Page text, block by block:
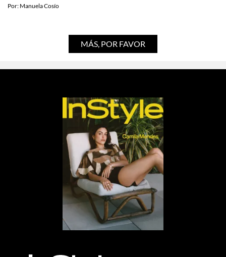
Por: Manuela Cosío
MÁS, POR FAVOR